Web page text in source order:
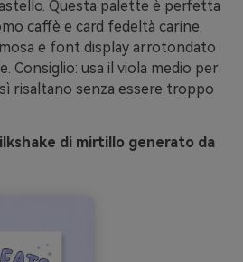
Questa palette è perfetta
caffè e card fedeltà carine.
e font display arrotondato
Consiglio: usa il viola medio per
risaltano senza essere troppo
di mirtillo generato da